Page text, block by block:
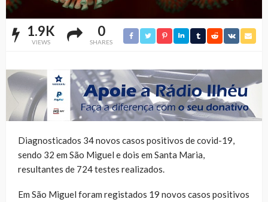
1.9K
VIEWS
0
SHARES
Diagnosticados 34 novos casos positivos de covid-19,
sendo 32 em São Miguel e dois em Santa Maria,
resultantes de 724 testes realizados.
Em São Miguel foram registados 19 novos casos positivos